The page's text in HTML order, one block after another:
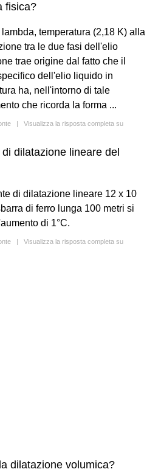
fisica?
temperatura (2,18 K) alla
tra le due fasi dell'elio
trae origine dal fatto che il
dell'elio liquido in
ha, nell'intorno di tale
che ricorda la forma ...
| Visualizza la risposta completa su
dilatazione lineare del
di dilatazione lineare 12 x 10
di ferro lunga 100 metri si
di 1°C.
| Visualizza la risposta completa su
dilatazione volumica?